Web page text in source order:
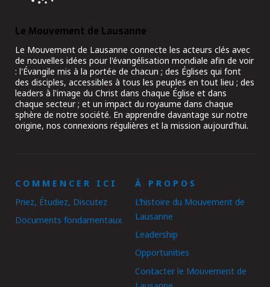
Le Mouvement de Lausanne
Le Mouvement de Lausanne connecte les acteurs clés avec
de nouvelles idées pour l'évangélisation mondiale afin de voir
: l'Évangile mis à la portée de chacun ; des Églises qui font
des disciples, accessibles à tous les peuples en tout lieu ; des
leaders à l'image du Christ dans chaque Église et dans
chaque secteur ; et un impact du royaume dans chaque
sphère de notre société. En apprendre davantage sur notre
origine, nos connexions régulières et la mission aujourd'hui.
COMMENCER ICI
Priez, Étudiez, Discutez
Documents fondamentaux
À PROPOS
L’histoire du Mouvement de
Lausanne
Leadership
Opportunities
Contacter le Mouvement de